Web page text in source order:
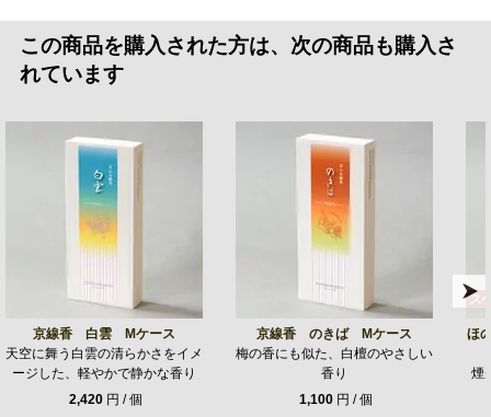
この商品を購入された方は、次の商品も購入さ
れています
京線香 白雲 Mケース
天空に舞う白雲の清らかさをイメ
ージした、軽やかで静かな香り
2,420円 / 個
京線香 のきば Mケース
梅の香にも似た、白檀のやさしい
香り
1,100円 / 個
ほ
煙